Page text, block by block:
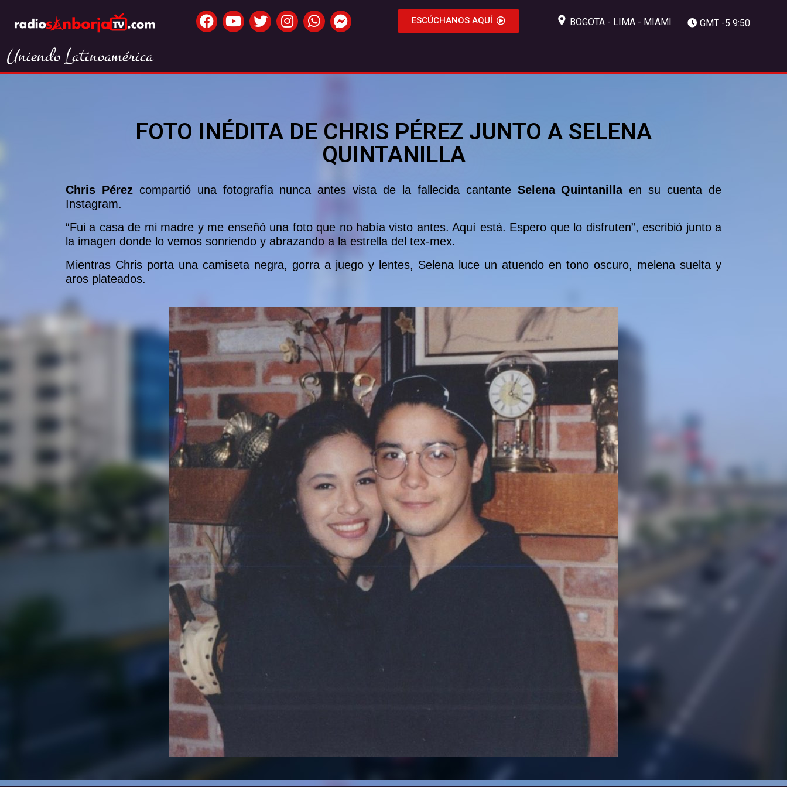
ESCÚCHANOS AQUÍ BOGOTA - LIMA - MIAMI GMT -5 9:50
Uniendo Latinoamérica
FOTO INÉDITA DE CHRIS PÉREZ JUNTO A SELENA
QUINTANILLA
Chris Pérezcompartió una fotografía nunca antes vista de la fallecida cantanteSelena Quintanillaen su cuenta de
Instagram.
“Fui a casa de mi madre y me enseñó una foto que no había visto antes. Aquí está. Espero que lo disfruten”, escribió junto a
la imagen donde lo vemos sonriendo y abrazando a la estrella del tex-mex.
Mientras Chris porta una camiseta negra, gorra a juego y lentes, Selena luce un atuendo en tono oscuro, melena suelta y
aros plateados.